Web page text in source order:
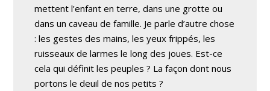
mettent l’enfant en terre, dans une grotte ou
dans un caveau de famille. Je parle d’autre chose
: les gestes des mains, les yeux frippés, les
ruisseaux de larmes le long des joues. Est-ce
cela qui définit les peuples ? La façon dont nous
portons le deuil de nos petits ?